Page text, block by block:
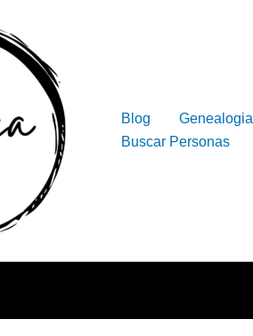
Blog Genealogia
Buscar Personas